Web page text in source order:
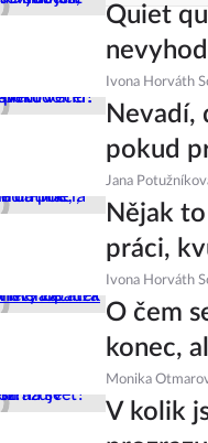
Quiet
Ivona Horváth
Nevadí,
pokud
Jana
Nějak
práci,
Ivona Horváth
O čem
konec,
Monika
V kolik